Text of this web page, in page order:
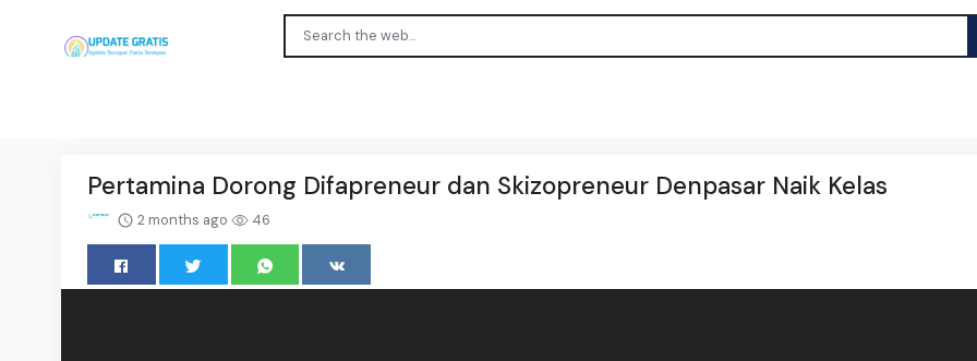
Pertamina Dorong Difapreneur dan Skizopreneur Denpasar Naik Kelas
2 months ago 46